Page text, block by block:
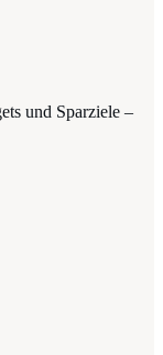
und Sparziele –